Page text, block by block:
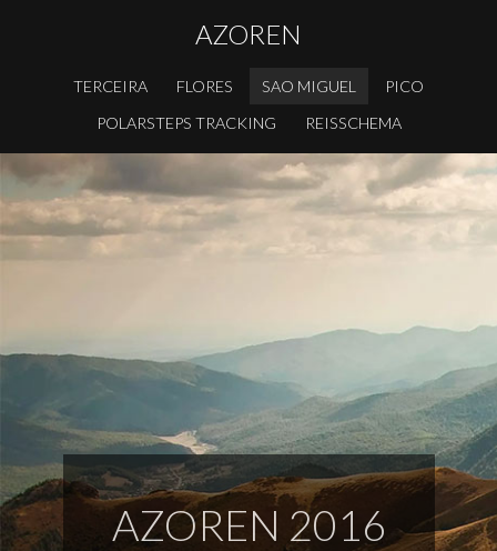
AZOREN
TERCEIRA FLORES SAO MIGUEL
PICO
POLARSTEPS TRACKING
REISSCHEMA
AZOREN 2016